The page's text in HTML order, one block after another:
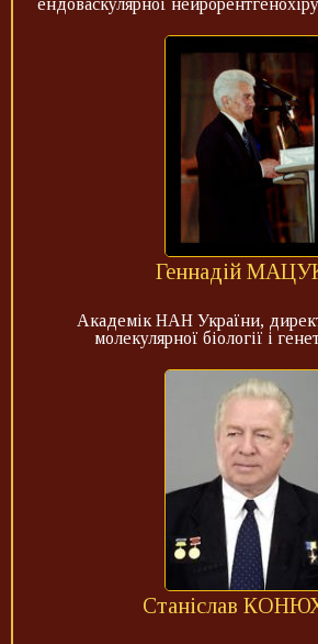
ендоваскулярної
Геннадій
Академік НАН України,
молекулярної біології і
Станіслав